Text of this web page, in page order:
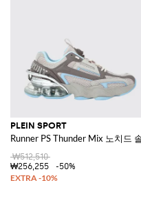
PLEIN SPORT
Runner PS Thunder Mix 노치드
₩512,510
₩256,255
-50%